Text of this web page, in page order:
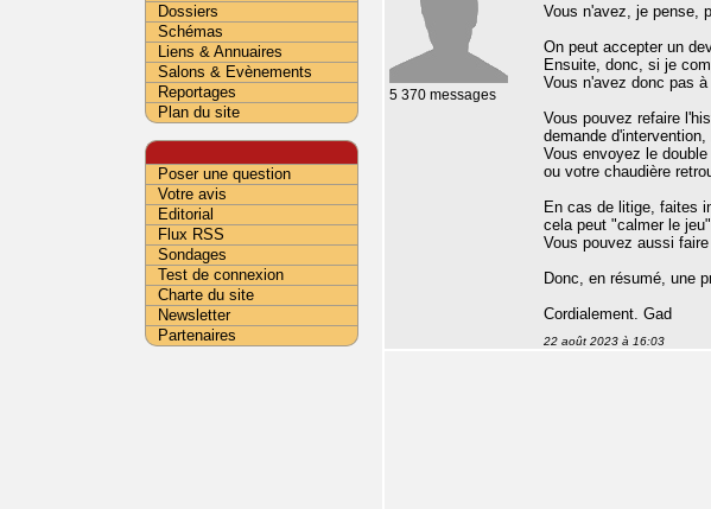
5 370 messages
Vous n'avez, je pense,
On peut accepter un
Ensuite, donc, si je
Vous n'avez donc pas
Vous pouvez refaire
demande
Vous envoyez le
ou votre chaudière
En cas de litige, faites
cela peut "calmer le
Vous pouvez aussi
Donc, en résumé, une
Cordialement. Gad
22 août 2023 à 16:03
Dossiers
Schémas
Liens & Annuaires
Salons & Evènements
Reportages
Plan du site
Poser une question
Votre avis
Editorial
Flux RSS
Sondages
Test de connexion
Charte du site
Newsletter
Partenaires